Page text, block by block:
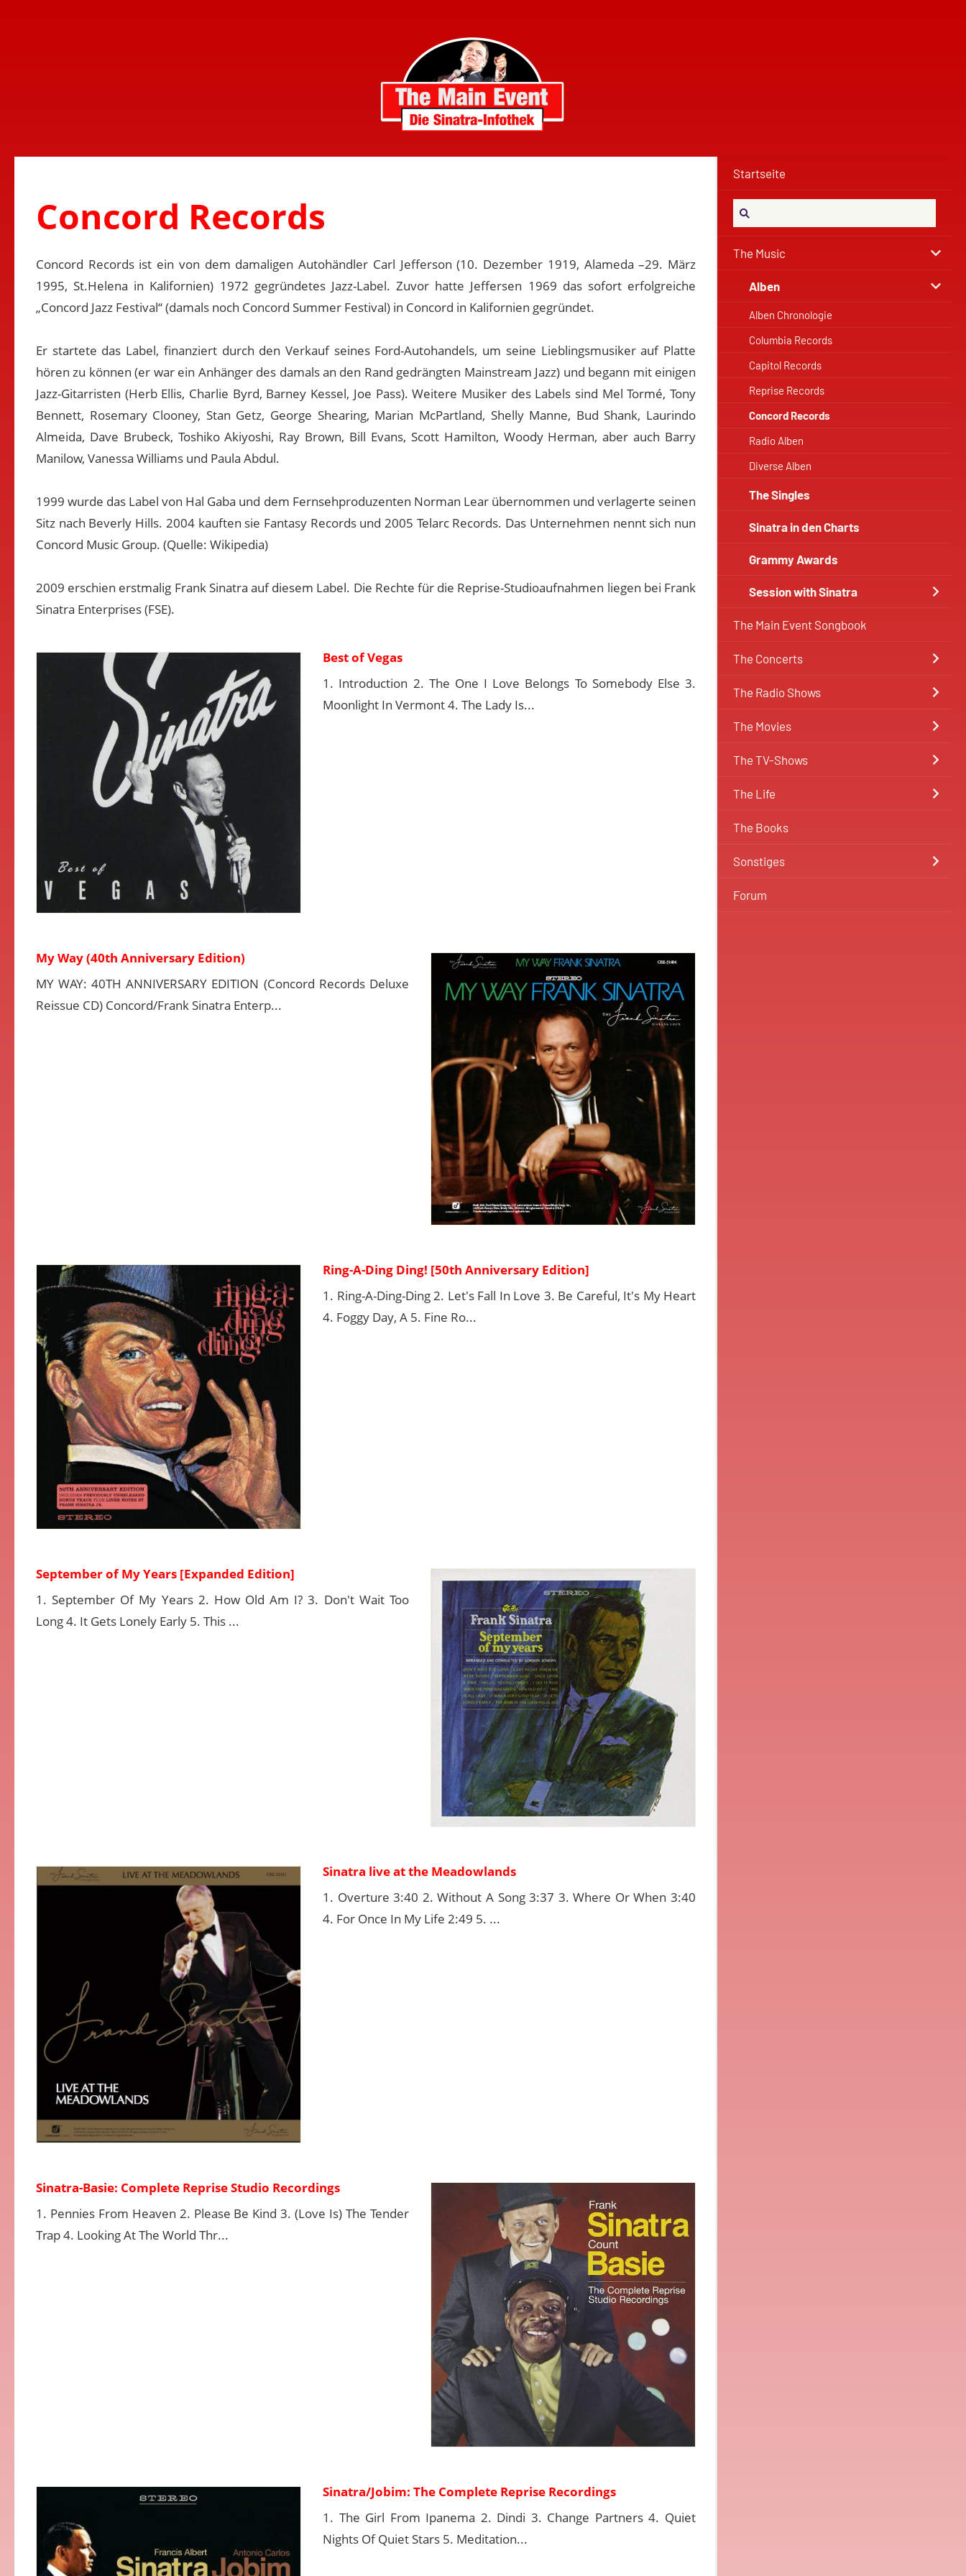
Startseite
The Music
Alben
Alben Chronologie
Columbia Records
Capitol Records
Reprise Records
Concord Records
Radio Alben
Diverse Alben
The Singles
Sinatra in den Charts
Grammy Awards
Session with Sinatra
The Main Event Songbook
The Concerts
The Radio Shows
The Movies
The TV-Shows
The Life
The Books
Sonstiges
Forum
Concord Records
Concord Records ist ein von dem damaligen Autohändler Carl Jefferson (10. Dezember 1919, Alameda –29. März
1995, St.Helena in Kalifornien) 1972 gegründetes Jazz-Label. Zuvor hatte Jeffersen 1969 das sofort erfolgreiche
„Concord Jazz Festival“ (damals noch Concord Summer Festival) in Concord in Kalifornien gegründet.
Er startete das Label, finanziert durch den Verkauf seines Ford-Autohandels, um seine Lieblingsmusiker auf Platte
hören zu können (er war ein Anhänger des damals an den Rand gedrängten Mainstream Jazz) und begann mit einigen
Jazz-Gitarristen (Herb Ellis, Charlie Byrd, Barney Kessel, Joe Pass). Weitere Musiker des Labels sind Mel Tormé, Tony
Bennett, Rosemary Clooney, Stan Getz, George Shearing, Marian McPartland, Shelly Manne, Bud Shank, Laurindo
Almeida, Dave Brubeck, Toshiko Akiyoshi, Ray Brown, Bill Evans, Scott Hamilton, Woody Herman, aber auch Barry
Manilow, Vanessa Williams und Paula Abdul.
1999 wurde das Label von Hal Gaba und dem Fernsehproduzenten Norman Lear übernommen und verlagerte seinen
Sitz nach Beverly Hills. 2004 kauften sie Fantasy Records und 2005 Telarc Records. Das Unternehmen nennt sich nun
Concord Music Group. (Quelle: Wikipedia)
2009 erschien erstmalig Frank Sinatra auf diesem Label. Die Rechte für die Reprise-Studioaufnahmen liegen bei Frank
Sinatra Enterprises (FSE).
Best of Vegas
1. Introduction 2. The One I Love Belongs To Somebody Else 3.
Moonlight In Vermont 4. The Lady Is...
My Way (40th Anniversary Edition)
MY WAY: 40TH ANNIVERSARY EDITION (Concord Records Deluxe
Reissue CD) Concord/Frank Sinatra Enterp...
Ring-A-Ding Ding! [50th Anniversary Edition]
1. Ring-A-Ding-Ding 2. Let's Fall In Love 3. Be Careful, It's My Heart
4. Foggy Day, A 5. Fine Ro...
September of My Years [Expanded Edition]
1. September Of My Years 2. How Old Am I? 3. Don't Wait Too
Long 4. It Gets Lonely Early 5. This ...
Sinatra live at the Meadowlands
1. Overture 3:40 2. Without A Song 3:37 3. Where Or When 3:40
4. For Once In My Life 2:49 5. ...
Sinatra-Basie: Complete Reprise Studio Recordings
1. Pennies From Heaven 2. Please Be Kind 3. (Love Is) The Tender
Trap 4. Looking At The World Thr...
Sinatra/Jobim: The Complete Reprise Recordings
1. The Girl From Ipanema 2. Dindi 3. Change Partners 4. Quiet
Nights Of Quiet Stars 5. Meditation...